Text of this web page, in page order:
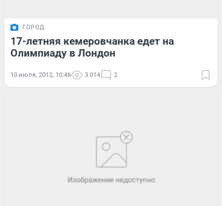
ГОРОД
17-летняя кемеровчанка едет на
Олимпиаду в Лондон
10 июля, 2012, 10:46 3 014 2